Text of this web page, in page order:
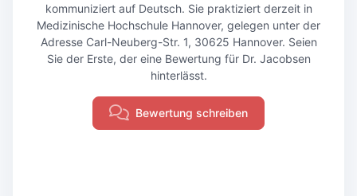
kommuniziert auf Deutsch. Sie praktiziert derzeit in
Medizinische Hochschule Hannover, gelegen unter der
Adresse Carl-Neuberg-Str. 1, 30625 Hannover. Seien
Sie der Erste, der eine Bewertung für Dr. Jacobsen
hinterlässt.
Bewertung schreiben